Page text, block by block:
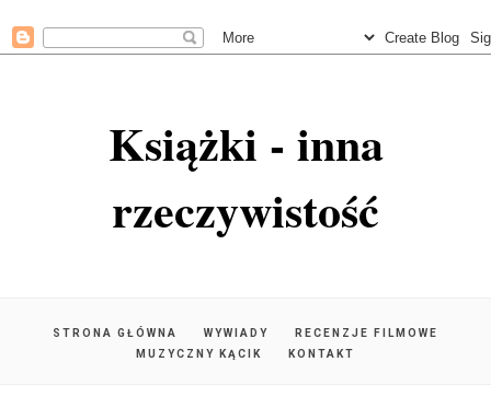
Książki - inna
rzeczywistość
STRONA GŁÓWNA WYWIADY
RECENZJE FILMOWE
MUZYCZNY KĄCIK
KONTAKT